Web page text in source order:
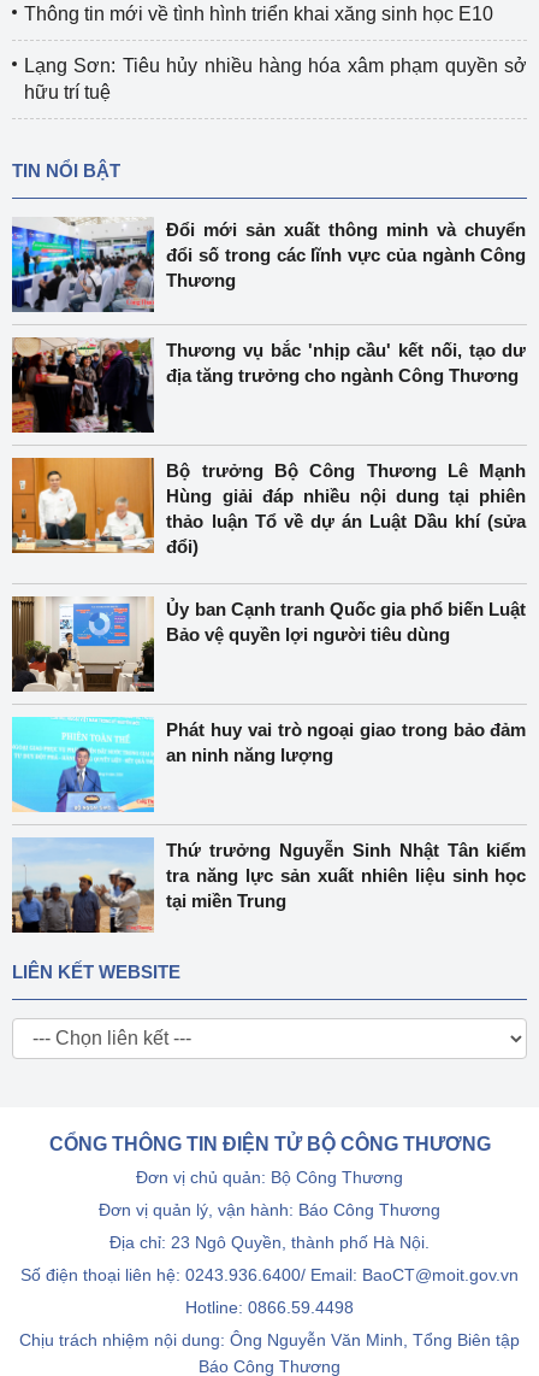
Thông tin mới về tình hình triển khai xăng sinh học E10
Lạng Sơn: Tiêu hủy nhiều hàng hóa xâm phạm quyền sở
hữu trí tuệ
TIN NỔI BẬT
Đổi mới sản xuất thông minh và chuyển
đổi số trong các lĩnh vực của ngành Công
Thương
Thương vụ bắc 'nhịp cầu' kết nối, tạo dư
địa tăng trưởng cho ngành Công Thương
Bộ trưởng Bộ Công Thương Lê Mạnh
Hùng giải đáp nhiều nội dung tại phiên
thảo luận Tổ về dự án Luật Dầu khí (sửa
đổi)
Ủy ban Cạnh tranh Quốc gia phổ biến Luật
Bảo vệ quyền lợi người tiêu dùng
Phát huy vai trò ngoại giao trong bảo đảm
an ninh năng lượng
Thứ trưởng Nguyễn Sinh Nhật Tân kiểm
tra năng lực sản xuất nhiên liệu sinh học
tại miền Trung
LIÊN KẾT WEBSITE
CỔNG THÔNG TIN ĐIỆN TỬ BỘ CÔNG THƯƠNG
Đơn vị chủ quản: Bộ Công Thương
Đơn vị quản lý, vận hành: Báo Công Thương
Địa chỉ: 23 Ngô Quyền, thành phố Hà Nội.
Số điện thoại liên hệ: 0243.936.6400/ Email: BaoCT@moit.gov.vn
Hotline: 0866.59.4498
Chịu trách nhiệm nội dung: Ông Nguyễn Văn Minh, Tổng Biên tập
Báo Công Thương